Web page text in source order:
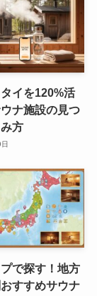
イを120%活
ナ施設の見つ
方
で探す！地方
すすめサウナ